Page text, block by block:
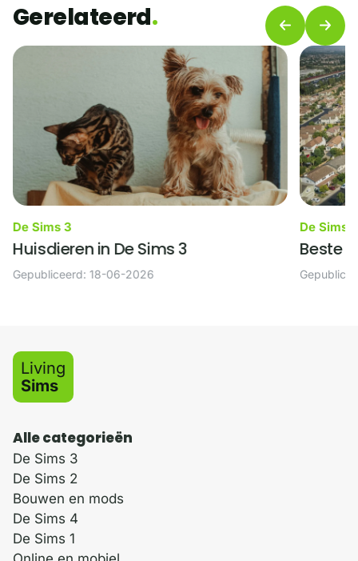
Gerelateerd
De Sims 3
Huisdieren in De Sims 3
Gepubliceerd: 18-06-2026
De Sims
Beste
Living
Sims
Alle categorieën
De Sims 3
De Sims 2
Bouwen en mods
De Sims 4
De Sims 1